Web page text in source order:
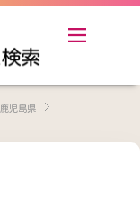
鹿児島県